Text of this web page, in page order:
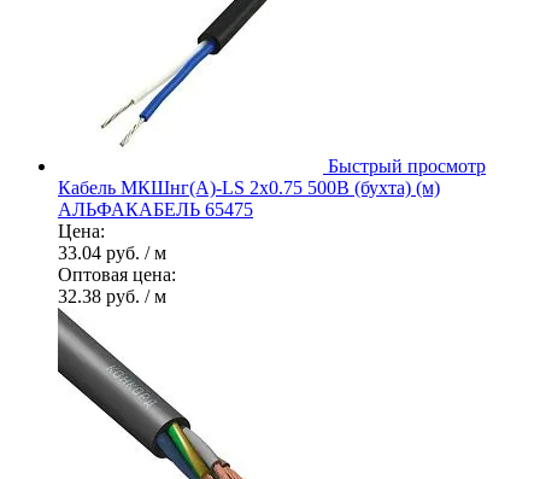
Быстрый просмотр
Кабель МКШнг(А)-LS 2х0.75 500В (бухта) (м)
АЛЬФАКАБЕЛЬ 65475
Цена:
33.04 руб. / м
Оптовая цена:
32.38 руб. / м